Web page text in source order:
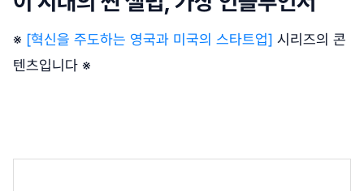
※ [혁신을 주도하는 영국과 미국의 스타트업] 시리즈의 콘
텐츠입니다 ※